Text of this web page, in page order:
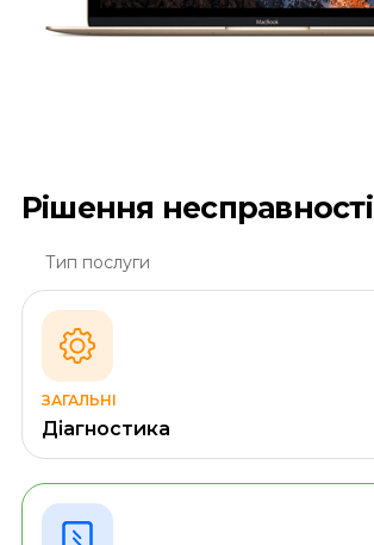
Рішення несправності
Тип послуги
ЗАГАЛЬНІ
Діагностика